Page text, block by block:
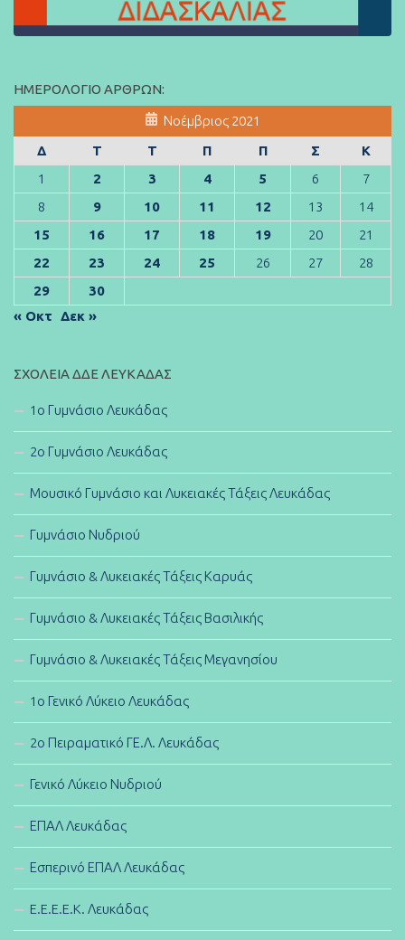
ΗΜΕΡΟΛΌΓΙΟ ΆΡΘΡΩΝ:
Νοέμβριος 2021
Δ
Τ Τ Π Π Σ
Κ
1
2 3 4 5 6
7
8
9 10 11 12 13
14
15
16 17 18 19 20
21
22
23 24 25 26 27
28
29
30
« Οκτ Δεκ »
ΣΧΟΛΕΊΑ ΔΔΕ ΛΕΥΚΆΔΑΣ
1ο Γυμνάσιο Λευκάδας
2ο Γυμνάσιο Λευκάδας
Μουσικό Γυμνάσιο και Λυκειακές Τάξεις Λευκάδας
Γυμνάσιο Νυδριού
Γυμνάσιο & Λυκειακές Τάξεις Καρυάς
Γυμνάσιο & Λυκειακές Τάξεις Βασιλικής
Γυμνάσιο & Λυκειακές Τάξεις Μεγανησίου
1ο Γενικό Λύκειο Λευκάδας
2ο Πειραματικό ΓΕ.Λ. Λευκάδας
Γενικό Λύκειο Νυδριού
ΕΠΑΛ Λευκάδας
Εσπερινό ΕΠΑΛ Λευκάδας
E.E.E.E.K. Λευκάδας